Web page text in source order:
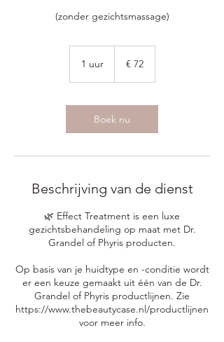
(zonder gezichtsmassage)
1 uur1
€ 72
Boek nu
Beschrijving van de dienst
🌿 Effect Treatment is een luxe
gezichtsbehandeling op maat met Dr.
Grandel of Phyris producten.
Op basis van je huidtype en -conditie wordt
er een keuze gemaakt uit één van de Dr.
Grandel of Phyris productlijnen. Zie
https://www.thebeautycase.nl/productlijnen
voor meer info.